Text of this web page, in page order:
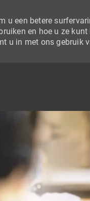
u een betere
en hoe u ze
u in met ons gebruik